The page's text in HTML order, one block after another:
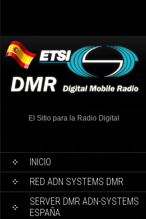
El Sitio para la Radio Digital
INICIO
RED ADN SYSTEMS DMR
SERVER DMR ADN-SYSTEMS
ESPAÑA